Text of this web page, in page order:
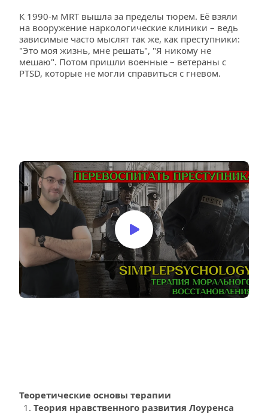
К 1990-м MRT вышла за пределы тюрем. Её взяли
на вооружение наркологические клиники – ведь
зависимые часто мыслят так же, как преступники:
"Это моя жизнь, мне решать", "Я никому не
мешаю". Потом пришли военные – ветераны с
PTSD, которые не могли справиться с гневом.
Теоретические основы терапии
Теория нравственного развития Лоуренса